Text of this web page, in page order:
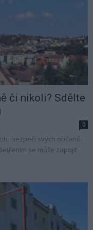
či nikoli? Sdělte
0
bezpečí svých občanů.
se může zapojit